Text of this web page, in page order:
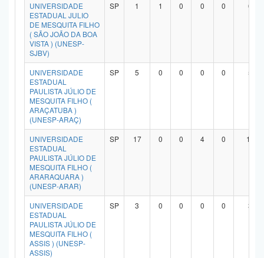
UNIVERSIDADE
ESTADUAL JULIO
DE MESQUITA FILHO
( SÃO JOÃO DA BOA
VISTA ) (UNESP-
SJBV)
SP 1 1 0 0 0 0
UNIVERSIDADE
ESTADUAL
PAULISTA JÚLIO DE
MESQUITA FILHO (
ARAÇATUBA )
(UNESP-ARAÇ)
SP 5 0 0 0 0 5
UNIVERSIDADE
ESTADUAL
PAULISTA JÚLIO DE
MESQUITA FILHO (
ARARAQUARA )
(UNESP-ARAR)
SP 17 0 0 4 0 13
UNIVERSIDADE
ESTADUAL
PAULISTA JÚLIO DE
MESQUITA FILHO (
ASSIS ) (UNESP-
ASSIS)
SP 3 0 0 0 0 3